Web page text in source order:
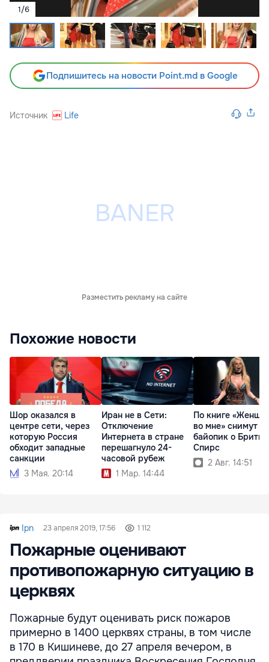
1/6
Подпишитесь на новости Point.md в Google
Источник Life
Разместить рекламу на сайте
Похожие новости
Шор оказался в
центре сети, через
которую Россия
обходит западные
санкции
3 Мая. 20:14
Иран не в Сети:
Отключение
Интернета в стране
перешагнуло 24-
часовой рубеж
1 Мар. 14:44
По книге
во мне» снимут
байопик о Бритни
Спирс
2 Авг. 14:51
Ipn 23 апреля 2019, 17:56 1 112
Пожарные оценивают
противопожарную ситуацию в
церквях
Пожарные будут оценивать риск пожаров
примерно в 1400 церквях страны, в том числе
в 170 в Кишиневе, до 27 апреля вечером, в